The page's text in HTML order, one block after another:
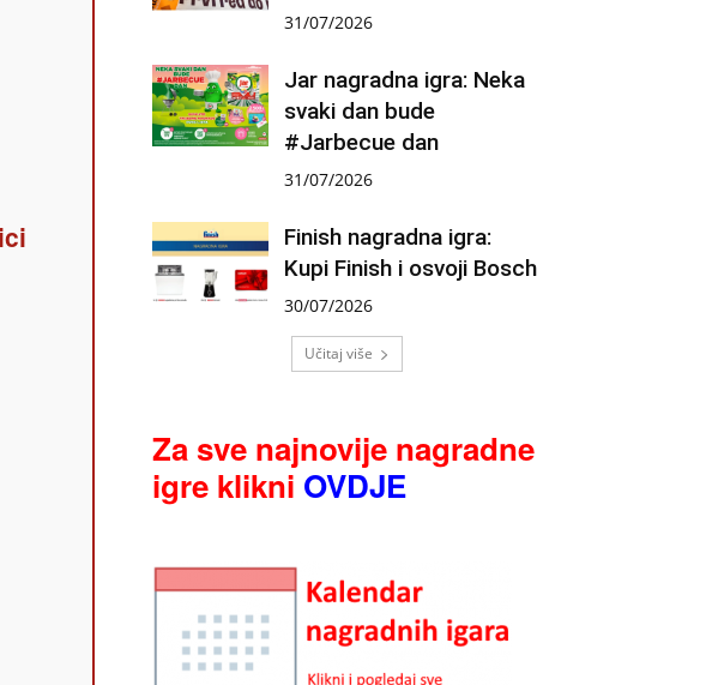
31/07/2026
Jar nagradna igra: Neka
svaki dan bude
#Jarbecue dan
31/07/2026
Finish nagradna igra:
Kupi Finish i osvoji Bosch
30/07/2026
Učitaj više
Za sve najnovije nagradne
igre klikni OVDJE